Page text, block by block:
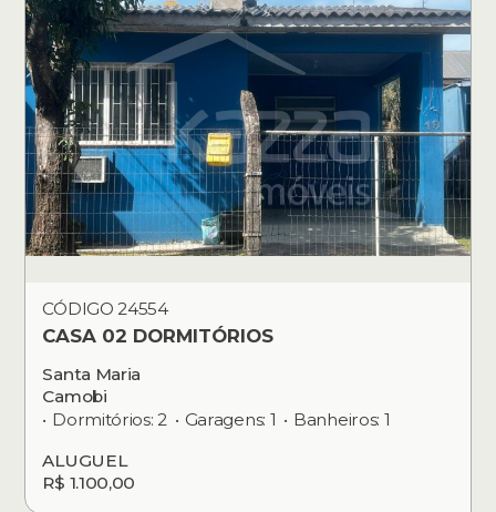
CÓDIGO 24554
CASA 02 DORMITÓRIOS
Santa Maria
Camobi
Dormitórios: 2
Garagens: 1
Banheiros: 1
ALUGUEL
R$ 1.100,00